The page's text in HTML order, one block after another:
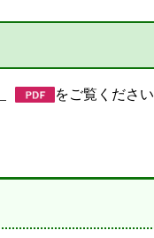
をご覧ください